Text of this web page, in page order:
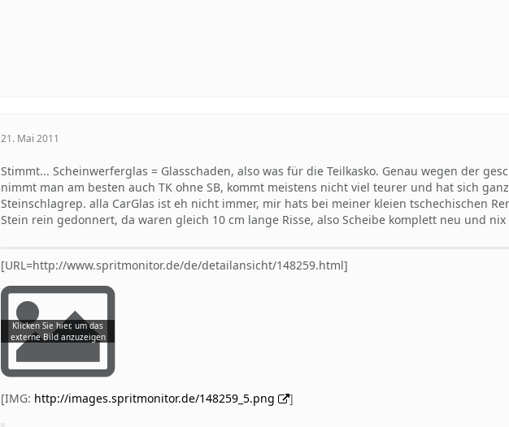
21. Mai 2011
Stimmt... Scheinwerferglas = Glasschaden, also was für die Teilkasko. Genau wegen der
nimmt man am besten auch TK ohne SB, kommt meistens nicht viel teurer und hat sich
Steinschlagrep. alla CarGlas ist eh nicht immer, mir hats bei meiner kleien tschechischen
Stein rein gedonnert, da waren gleich 10 cm lange Risse, also Scheibe komplett neu und
[URL=http://www.spritmonitor.de/de/detailansicht/148259.html]
[IMG: http://images.spritmonitor.de/148259_5.png ]